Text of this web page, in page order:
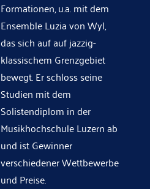
Formationen, u.a. mit dem
Ensemble Luzia von Wyl,
das sich auf auf jazzig-
klassischem Grenzgebiet
bewegt. Er schloss seine
Studien mit dem
Solistendiplom in der
Musikhochschule Luzern ab
und ist Gewinner
verschiedener Wettbewerbe
und Preise.